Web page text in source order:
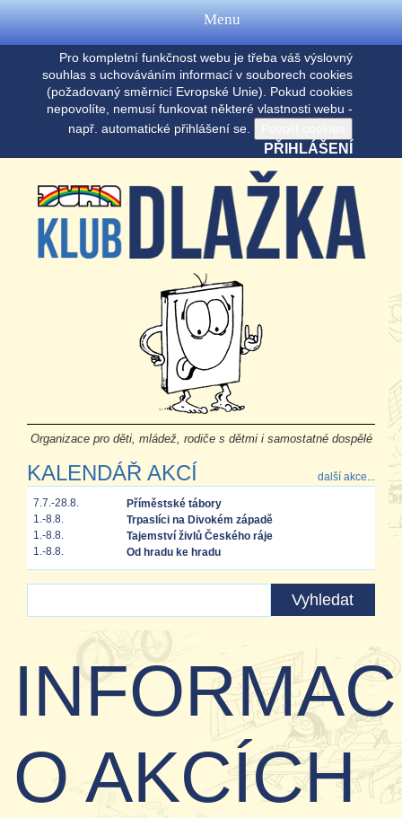
Pro kompletní funkčnost webu je třeba váš výslovný
souhlas s uchováváním informací v souborech cookies
(požadovaný směrnicí Evropské Unie). Pokud cookies
nepovolíte, nemusí funkovat některé vlastnosti webu -
např. automatické přihlášení se.
PŘIHLÁŠENÍ
Organizace pro děti, mládež, rodiče s dětmi i samostatné dospělé
KALENDÁŘ AKCÍ další akce...
7.7.-28.8.
Příměstské tábory
1.-8.8.
Trpaslíci na Divokém západě
1.-8.8.
Tajemství živlů Českého ráje
1.-8.8.
Od hradu ke hradu
O AKCÍCH